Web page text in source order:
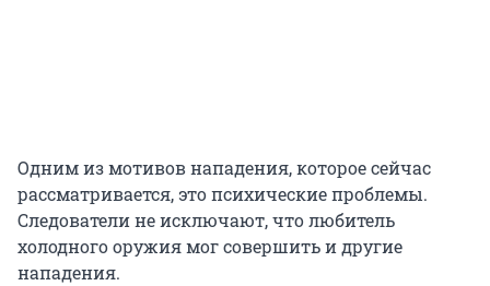
Одним из мотивов нападения, которое сейчас
рассматривается, это психические проблемы.
Следователи не исключают, что любитель
холодного оружия мог совершить и другие
нападения.